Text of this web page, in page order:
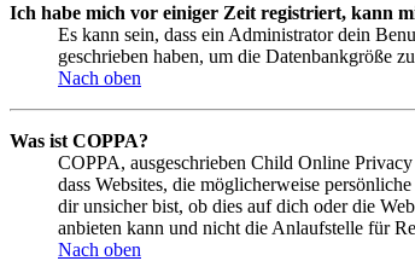
Ich habe mich vor einiger Zeit registriert, kann
Es kann sein, dass ein Administrator dein
geschrieben haben, um die Datenbankgröße
Nach oben
Was ist COPPA?
COPPA, ausgeschrieben Child Online
dass Websites, die möglicherweise
dir unsicher bist, ob dies auf dich oder die
anbieten kann und nicht die Anlaufstelle für
Nach oben